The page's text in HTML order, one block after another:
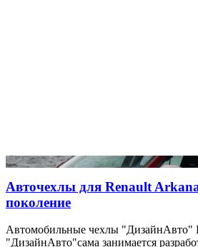
Авточехлы для Renault Arkana
поколение
Автомобильные чехлы
"ДизайнАвто"сама занимается